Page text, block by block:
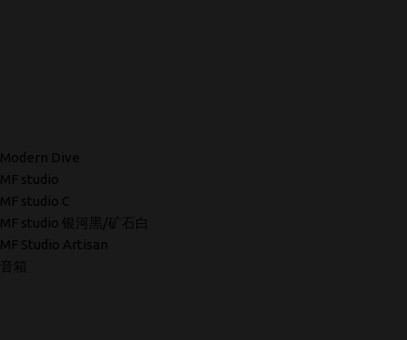
Modern Dive
MF studio
MF studio C
MF studio 银河黑/矿石白
MF Studio Artisan
音箱